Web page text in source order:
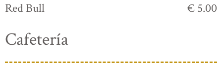
Red Bull
€ 5.00
Cafetería